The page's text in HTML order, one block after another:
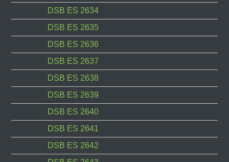
DSB ES 2634
DSB ES 2635
DSB ES 2636
DSB ES 2637
DSB ES 2638
DSB ES 2639
DSB ES 2640
DSB ES 2641
DSB ES 2642